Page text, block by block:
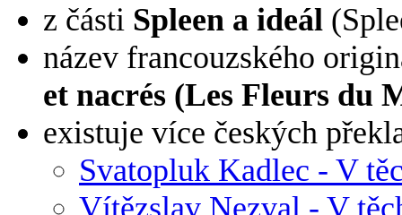
z části Spleen a ideál
název francouzského
et nacrés (Les Fleurs du
existuje více českých
Svatopluk Kadlec - V
Vítězslav Nezval - V